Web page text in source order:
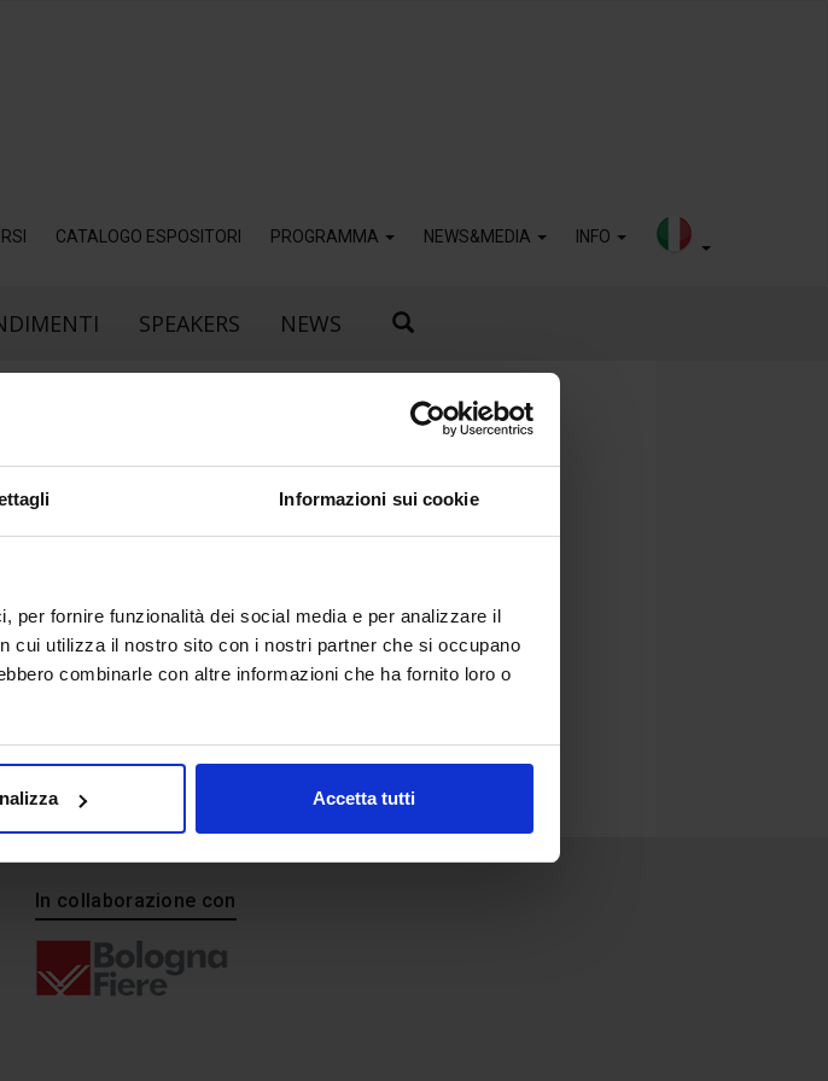
Informazioni sui cookie
per fornire funzionalità dei social media e per analizzare il
cui utilizza il nostro sito con i nostri partner che si occupano
combinarle con altre informazioni che ha fornito loro o
Accetta tutti
CATALOGO ESPOSITORI PROGRAMMA NEWS&MEDIA INFO
SPEAKERS NEWS
In collaborazione con